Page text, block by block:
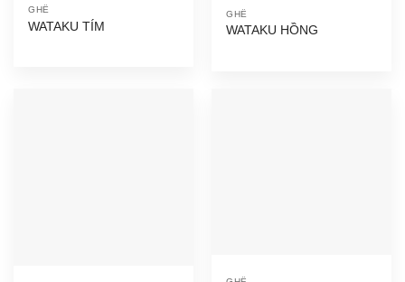
GHẾ
WATAKU TÍM
GHẾ
WATAKU HỒNG